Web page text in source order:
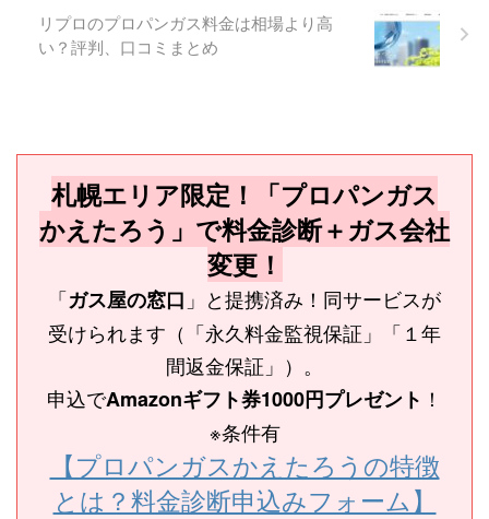
リプロのプロパンガス料金は相場より高
い？評判、口コミまとめ
札幌エリア限定！「プロパンガス
かえたろう」で料金診断＋ガス会社
変更！
「ガス屋の窓口 」と提携済み！同サービスが
受けられます（「永久料金監視保証」「１年
間返金保証」）。
申込でAmazonギフト券1000円プレゼント ！
※条件有
【プロパンガスかえたろうの特徴
とは？料金診断申込みフォーム】